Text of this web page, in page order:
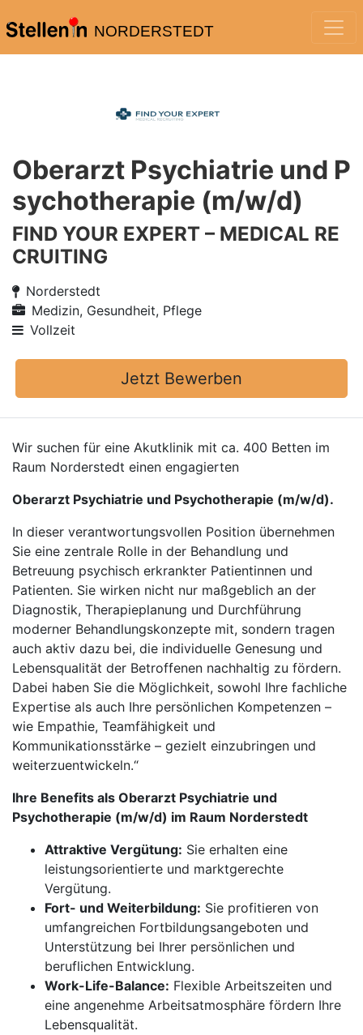
NORDERSTEDT
Oberarzt Psychiatrie und P
sychotherapie (m/w/d)
FIND YOUR EXPERT – MEDICAL RE
CRUITING
Norderstedt
Medizin, Gesundheit, Pflege
Vollzeit
Jetzt Bewerben
Wir suchen für eine Akutklinik mit ca. 400 Betten im
Raum Norderstedt einen engagierten
Oberarzt Psychiatrie und Psychotherapie (m/w/d).
In dieser verantwortungsvollen Position übernehmen
Sie eine zentrale Rolle in der Behandlung und
Betreuung psychisch erkrankter Patientinnen und
Patienten. Sie wirken nicht nur maßgeblich an der
Diagnostik, Therapieplanung und Durchführung
moderner Behandlungskonzepte mit, sondern tragen
auch aktiv dazu bei, die individuelle Genesung und
Lebensqualität der Betroffenen nachhaltig zu fördern.
Dabei haben Sie die Möglichkeit, sowohl Ihre fachliche
Expertise als auch Ihre persönlichen Kompetenzen –
wie Empathie, Teamfähigkeit und
Kommunikationsstärke – gezielt einzubringen und
weiterzuentwickeln.“
Ihre Benefits als Oberarzt Psychiatrie und
Psychotherapie (m/w/d) im Raum Norderstedt
Attraktive Vergütung: Sie erhalten eine
leistungsorientierte und marktgerechte
Vergütung.
Fort- und Weiterbildung: Sie profitieren von
umfangreichen Fortbildungsangeboten und
Unterstützung bei Ihrer persönlichen und
beruflichen Entwicklung.
Work-Life-Balance: Flexible Arbeitszeiten und
eine angenehme Arbeitsatmosphäre fördern Ihre
Lebensqualität.